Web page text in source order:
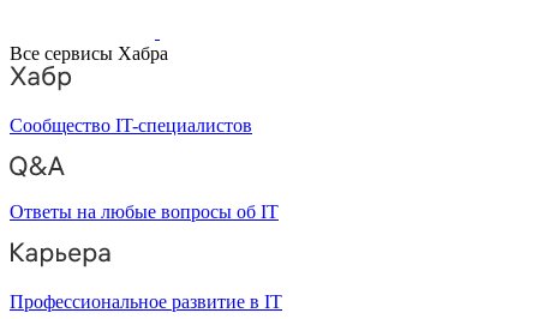
Все сервисы Хабра
Сообщество IT-специалистов
Ответы на любые вопросы об IT
Профессиональное развитие в IT